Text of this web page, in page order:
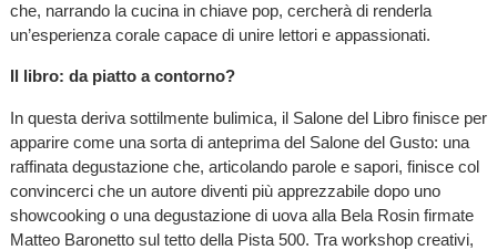
che, narrando la cucina in chiave pop, cercherà di renderla
un’esperienza corale capace di unire lettori e appassionati.
Il libro: da piatto a contorno?
In questa deriva sottilmente bulimica, il Salone del Libro finisce per
apparire come una sorta di anteprima del Salone del Gusto: una
raffinata degustazione che, articolando parole e sapori, finisce col
convincerci che un autore diventi più apprezzabile dopo uno
showcooking o una degustazione di uova alla Bela Rosin firmate
Matteo Baronetto sul tetto della Pista 500. Tra workshop creativi,